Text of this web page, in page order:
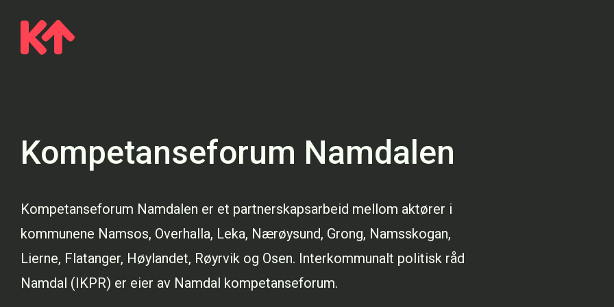
Kompetanseforum Namdalen
Kompetanseforum Namdalen er et partnerskapsarbeid mellom aktører i
kommunene Namsos, Overhalla, Leka, Nærøysund, Grong, Namsskogan,
Lierne, Flatanger, Høylandet, Røyrvik og Osen. Interkommunalt politisk råd
Namdal (IKPR) er eier av Namdal kompetanseforum.